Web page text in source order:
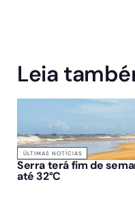
Leia
ÚLTIMAS NOTÍCIAS
Serra terá fim de
até 32°C